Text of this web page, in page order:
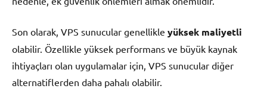
Son olarak, VPS sunucular genellikle yüksek maliyetli
olabilir. Özellikle yüksek performans ve büyük kaynak
ihtiyaçları olan uygulamalar için, VPS sunucular diğer
alternatiflerden daha pahalı olabilir.